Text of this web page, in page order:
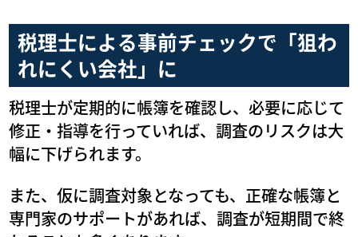
税理士による事前チェックで「狙わ
れにくい会社」に
税理士が定期的に帳簿を確認し、必要に応じて
修正・指導を行っていれば、調査のリスクは大
幅に下げられます。
また、仮に調査対象となっても、正確な帳簿と
専門家のサポートがあれば、調査が短期間で終